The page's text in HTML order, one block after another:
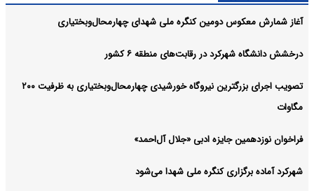
و بختیاری
آغاز شمارش معکوس دومین کنگره ملی شهدای چهارمحال‌وبختیاری
درخشش دانشگاه شهرکرد در رقابت‌های منطقه ۶ کشور
تصویب اجرای بزرگترین نیروگاه خورشیدی چهارمحال‌وبختیاری به ظرفیت ۲۰۰
مگاوات
فراخوان نوزدهمین جایزه ادبی «جلال آل‌احمد»
شهرکرد آماده برگزاری کنگره ملی شهدا می‌شود